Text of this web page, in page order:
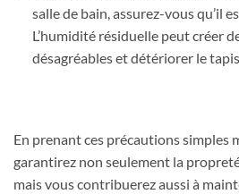
salle de bain, assurez-vous qu’il
L’humidité résiduelle peut créer
désagréables et détériorer le tapis.
En prenant ces précautions simples
garantirez non seulement la
mais vous contribuerez aussi à